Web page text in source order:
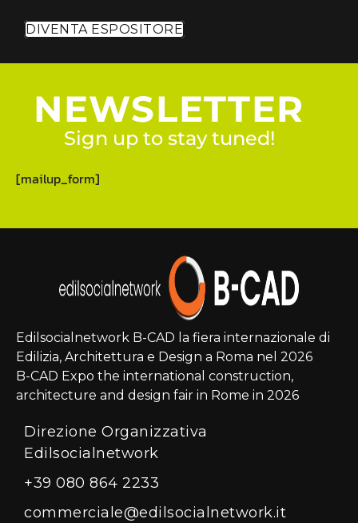
DIVENTA ESPOSITORE
NEWSLETTER
Sign up to stay tuned!
[mailup_form]
Edilsocialnetwork B-CAD la fiera internazionale di
Edilizia, Architettura e Design a Roma nel 2026
B-CAD Expo the international construction,
architecture and design fair in Rome in 2026
Direzione Organizzativa
Edilsocialnetwork
+39 080 864 2233
commerciale@edilsocialnetwork.it